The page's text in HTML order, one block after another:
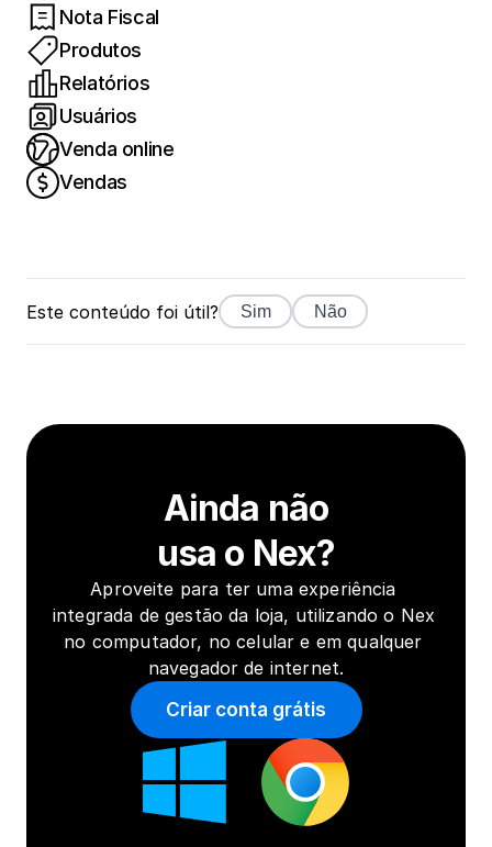
Nota Fiscal
Produtos
Relatórios
Usuários
Venda online
Vendas
Este conteúdo foi útil? Sim Não
Ainda não
usa o Nex?
Aproveite para ter uma experiência
integrada de gestão da loja, utilizando o Nex
no computador, no celular e em qualquer
navegador de internet.
Criar conta grátis